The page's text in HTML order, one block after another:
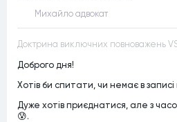
Михайло адвокат
Доброго дня!
Хотів би спитати, чи немає в записі
Дуже хотів приєднатися, але з
😰.